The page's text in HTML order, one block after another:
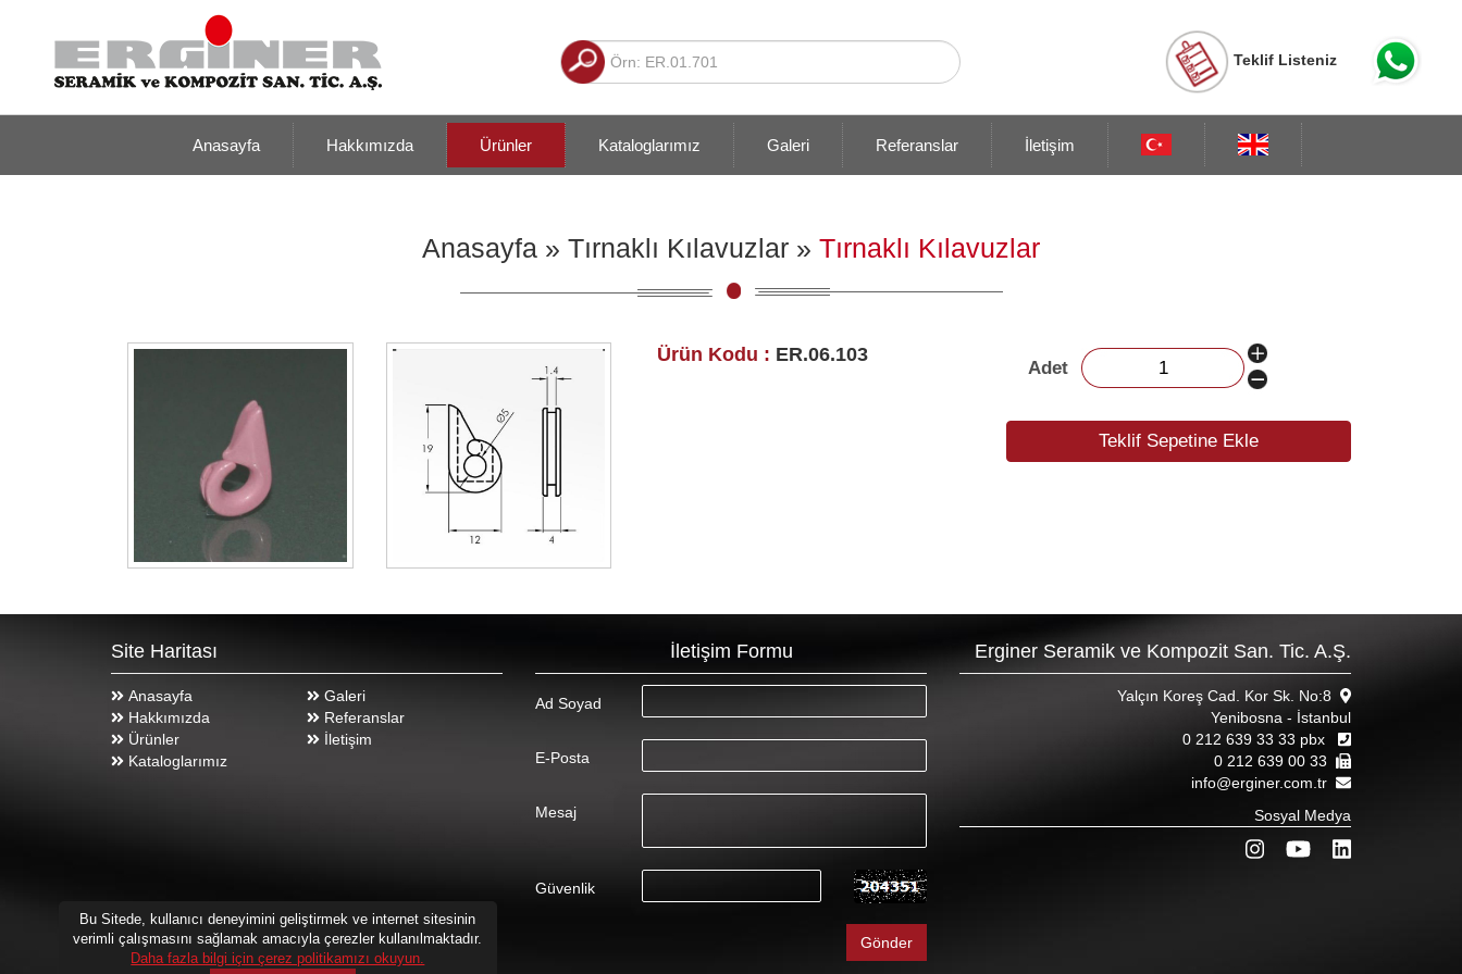
Teklif Listeniz
Anasayfa Hakkımızda Ürünler Kataloglarımız Galeri Referanslar İletişim
Anasayfa » Tırnaklı Kılavuzlar » Tırnaklı Kılavuzlar
Ürün Kodu : ER.06.103
Adet
Teklif Sepetine Ekle
Site Haritası
Anasayfa
Hakkımızda
Ürünler
Kataloglarımız
Galeri
Referanslar
İletişim
İletişim Formu
Ad Soyad
E-Posta
Mesaj
Güvenlik
Erginer Seramik ve Kompozit San. Tic. A.Ş.
Yalçın Koreş Cad. Kor Sk. No:8
Yenibosna - İstanbul
0 212 639 33 33 pbx
0 212 639 00 33
info@erginer.com.tr
Sosyal Medya
Bu Sitede, kullanıcı deneyimini geliştirmek ve internet sitesinin
verimli çalışmasını sağlamak amacıyla çerezler kullanılmaktadır.
Daha fazla bilgi için çerez politikamızı okuyun.